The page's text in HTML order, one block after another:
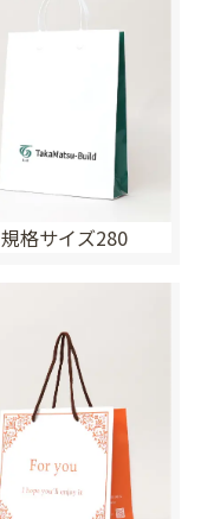
規格サイズ280